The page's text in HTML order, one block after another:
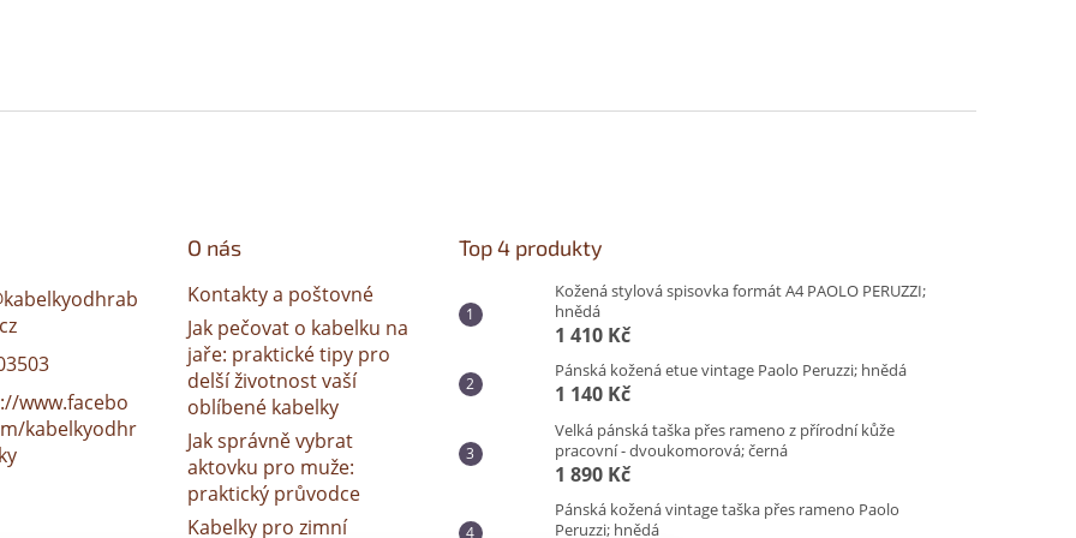
kabelkyodhrab
www.facebo
kabelkyodhr
O nás
Kontakty a poštovné
Jak pečovat o kabelku na
jaře: praktické tipy pro
delší životnost vaší
oblíbené kabelky
Jak správně vybrat
aktovku pro muže:
praktický průvodce
Kabelky pro zimní
Top 4 produkty
Kožená stylová spisovka formát A4 PAOLO PERUZZI;
hnědá
1 410 Kč
Pánská kožená etue vintage Paolo Peruzzi; hnědá
1 140 Kč
Velká pánská taška přes rameno z přírodní kůže
pracovní - dvoukomorová; černá
1 890 Kč
Pánská kožená vintage taška přes rameno Paolo
Peruzzi; hnědá